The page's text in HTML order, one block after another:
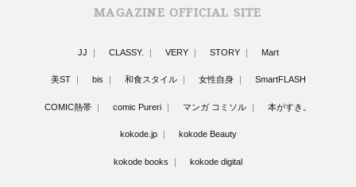
MAGAZINE OFFICIAL SITE
JJ CLASSY. VERY STORY Mart
美ST bis 和食スタイル 女性自身 SmartFLASH
COMIC熱帯 comic Pureri マンガ コミソル 本がすき。
kokode.jp kokode Beauty
kokode books kokode digital